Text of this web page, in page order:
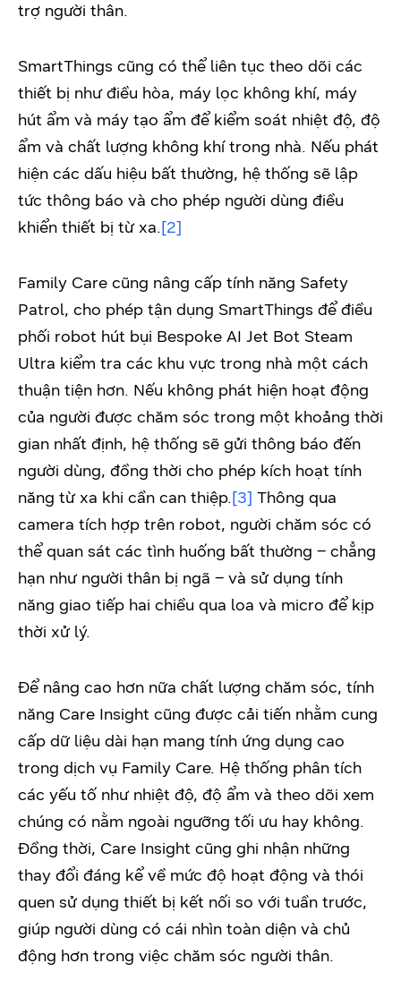
trợ người thân.
SmartThings cũng có thể liên tục theo dõi các
thiết bị như điều hòa, máy lọc không khí, máy
hút ẩm và máy tạo ẩm để kiểm soát nhiệt độ, độ
ẩm và chất lượng không khí trong nhà. Nếu phát
hiện các dấu hiệu bất thường, hệ thống sẽ lập
tức thông báo và cho phép người dùng điều
khiển thiết bị từ xa.[2]
Family Care cũng nâng cấp tính năng Safety
Patrol, cho phép tận dụng SmartThings để điều
phối robot hút bụi Bespoke AI Jet Bot Steam
Ultra kiểm tra các khu vực trong nhà một cách
thuận tiện hơn. Nếu không phát hiện hoạt động
của người được chăm sóc trong một khoảng thời
gian nhất định, hệ thống sẽ gửi thông báo đến
người dùng, đồng thời cho phép kích hoạt tính
năng từ xa khi cần can thiệp.[3] Thông qua
camera tích hợp trên robot, người chăm sóc có
thể quan sát các tình huống bất thường – chẳng
hạn như người thân bị ngã – và sử dụng tính
năng giao tiếp hai chiều qua loa và micro để kịp
thời xử lý.
Để nâng cao hơn nữa chất lượng chăm sóc, tính
năng Care Insight cũng được cải tiến nhằm cung
cấp dữ liệu dài hạn mang tính ứng dụng cao
trong dịch vụ Family Care. Hệ thống phân tích
các yếu tố như nhiệt độ, độ ẩm và theo dõi xem
chúng có nằm ngoài ngưỡng tối ưu hay không.
Đồng thời, Care Insight cũng ghi nhận những
thay đổi đáng kể về mức độ hoạt động và thói
quen sử dụng thiết bị kết nối so với tuần trước,
giúp người dùng có cái nhìn toàn diện và chủ
động hơn trong việc chăm sóc người thân.